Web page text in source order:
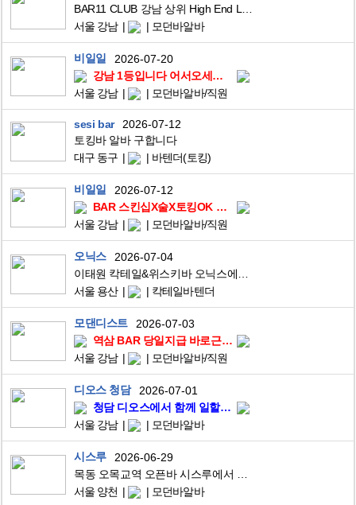
서울 강남
모던바알바
비일일
2026-07-20
강남 1등입니다 어서오세요^^
서울 강남
모던바알바/직원
sesi bar
2026-07-12
토킹바 알바 구합니다
대구 동구
바텐더(토킹)
비일일
2026-07-12
BAR 스킨십X술X토킹OK 40이상 약속 꿀알바
서울 강남
모던바알바/직원
오닉스
2026-07-04
서울 용산
칵테일바텐더
모댄디스트
2026-07-03
역삼 BAR 당일지급 바로근무 대학생 종강시즌
서울 강남
모던바알바/직원
디오스 청담
2026-07-01
청담 디오스에서 함께 일할 직원 구인합니다.
서울 강남
모던바알바
시스루
2026-06-29
서울 양천
모던바알바